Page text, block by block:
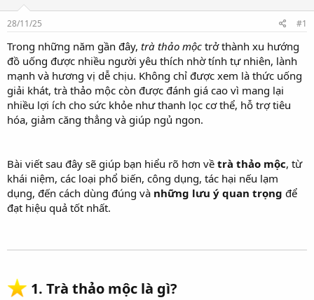
s
t
a
r
t
e
r
28/11/25 #1
Trong những năm gần đây, trà thảo mộc trở thành xu hướng
đồ uống được nhiều người yêu thích nhờ tính tự nhiên, lành
mạnh và hương vị dễ chịu. Không chỉ được xem là thức uống
giải khát, trà thảo mộc còn được đánh giá cao vì mang lại
nhiều lợi ích cho sức khỏe như thanh lọc cơ thể, hỗ trợ tiêu
hóa, giảm căng thẳng và giúp ngủ ngon.
Bài viết sau đây sẽ giúp bạn hiểu rõ hơn về trà thảo mộc, từ
khái niệm, các loại phổ biến, công dụng, tác hại nếu lạm
dụng, đến cách dùng đúng và những lưu ý quan trọng để
đạt hiệu quả tốt nhất.
1. Trà thảo mộc là gì?